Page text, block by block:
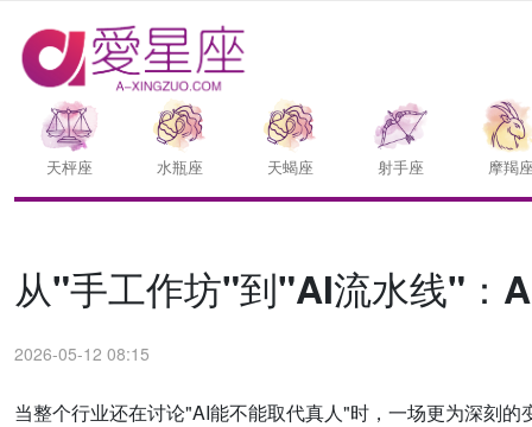
天枰座 水瓶座 天蝎座 射手座 摩羯
从"手工作坊"到"AI流水线"：
2026-05-12 08:15
当整个行业还在讨论"AI能不能取代真人"时，一场更为深刻